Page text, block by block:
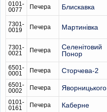
0101-
0077
Печера Блискавка
7301-
0019
Печера Мартинівка
7301-
0021
Печера
Селенітовий
Понор
6501-
0001
Печера Сторчева-2
6501-
0002
Печера Яворницького
0101-
0161
Печера Каберне